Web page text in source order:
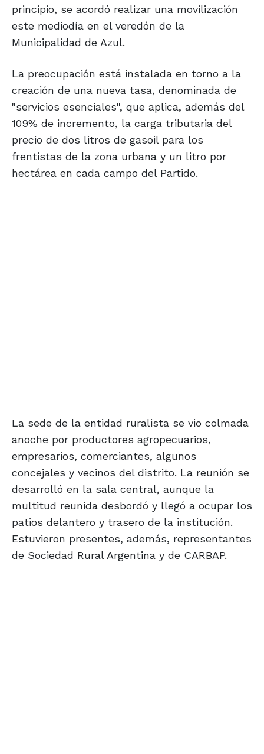
principio, se acordó realizar una movilización
este mediodía en el veredón de la
Municipalidad de Azul.
La preocupación está instalada en torno a la
creación de una nueva tasa, denominada de
"servicios esenciales", que aplica, además del
109% de incremento, la carga tributaria del
precio de dos litros de gasoil para los
frentistas de la zona urbana y un litro por
hectárea en cada campo del Partido.
La sede de la entidad ruralista se vio colmada
anoche por productores agropecuarios,
empresarios, comerciantes, algunos
concejales y vecinos del distrito. La reunión se
desarrolló en la sala central, aunque la
multitud reunida desbordó y llegó a ocupar los
patios delantero y trasero de la institución.
Estuvieron presentes, además, representantes
de Sociedad Rural Argentina y de CARBAP.